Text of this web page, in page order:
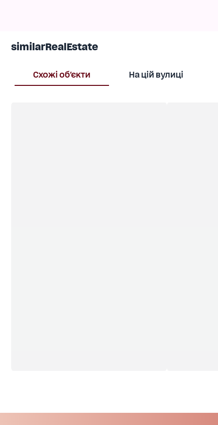
similarRealEstate
Схожі об'єкти На цій вулиці